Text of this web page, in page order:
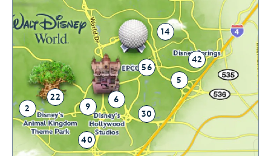
22
14
42
5
2
40
9
56
30
6